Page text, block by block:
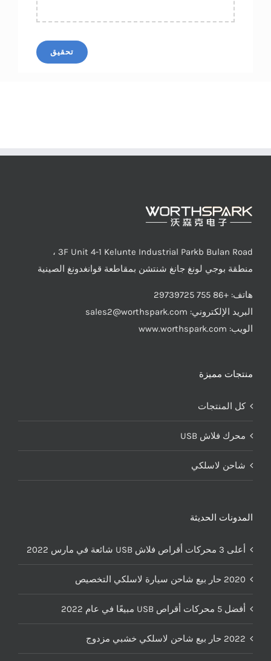
تحقيق
3F Unit 4-1 Kelunte Industrial Parkb Bulan Road ،
منطقة بوجي لونغ جانغ شنتشن بمقاطعة قوانغدونغ الصينية
هاتف: +86 755 29739725
البريد الإلكتروني: sales2@worthspark.com
الويب: www.worthspark.com
منتجات مميزة
كل المنتجات
محرك فلاش USB
شاحن لاسلكي
المدونات الحديثة
أعلى 3 محركات أقراص فلاش USB شائعة في مارس 2022
2020 حار بيع شاحن سيارة لاسلكي التخصيص
أفضل 5 محركات أقراص USB مبيعًا في عام 2022
2022 حار بيع شاحن لاسلكي خشبي مزدوج